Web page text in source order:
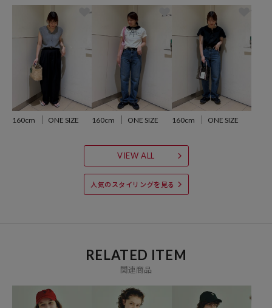
※掲載画像の商品の色味は、屋外や屋内の光の照射や角度により実物
と色味が異なる場合がございます。また表示のサイズ感と実物は若干
異なる場合もございますので、予めご了承ください。
※着用、お取り扱いの際は、商品についている品質表示とアテンショ
ンタグを必ずご確認下さい。
【Shinzone / シンゾーン】
「デニムに似合う上質なカジュアル」をコンセプトにしたセレクトシ
アメリカ東海岸のアイビー＆プレッピーをベースに、上質でベーシッ
を、オリジナルアイテムとセレクトアイテムでお客様に提案します。
160cm ONE SIZE 160cm ONE SIZE 160cm ONE SIZE
VIEW ALL
人気のスタイリングを見る
RELATED ITEM
関連商品